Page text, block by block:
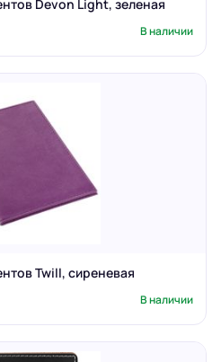
Devon Light, зеленая
В наличии
Twill, сиреневая
В наличии